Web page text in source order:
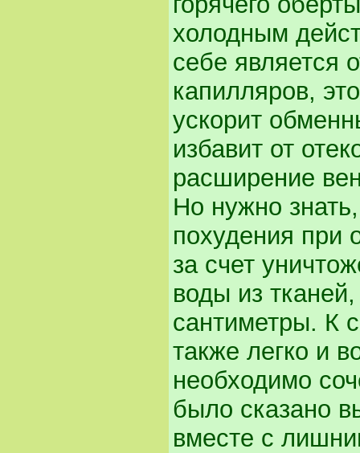
холодным
себе является
капилляров,
ускорит
избавит от
расширение
Но нужно
похудения при
за счет
воды из
сантиметры. К
также легко и
необходимо
было сказано
вместе с